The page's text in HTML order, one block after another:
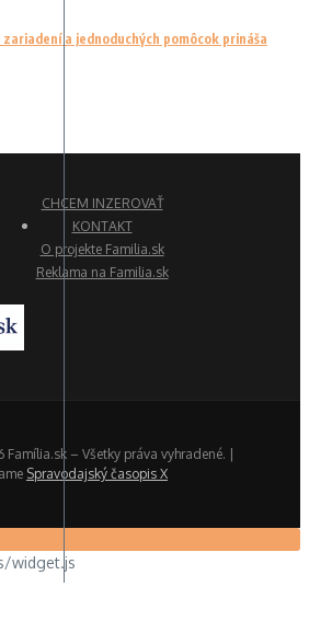
a jednoduchých pomôcok prináša
CHCEM INZEROVAŤ
KONTAKT
O projekte Familia.sk
Reklama na Familia.sk
– Všetky práva vyhradené. |
Spravodajský časopis X
widget.js